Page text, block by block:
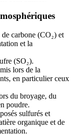
carbone (CO₂) et
et la
(SO₂).
lors de la
en particulier ceux
du broyage, du
poudre.
sulfurés et
organique et de